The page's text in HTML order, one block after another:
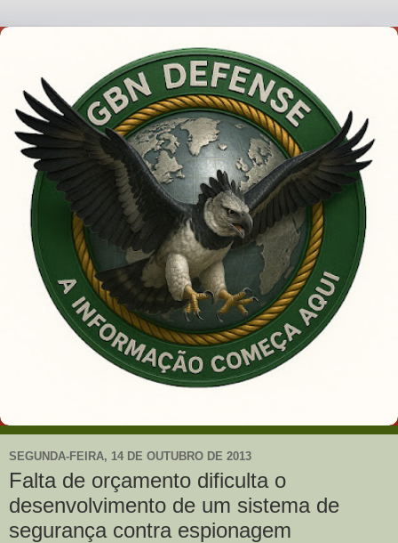
SEGUNDA-FEIRA, 14 DE OUTUBRO DE 2013
Falta de orçamento dificulta o
desenvolvimento de um sistema de
segurança contra espionagem